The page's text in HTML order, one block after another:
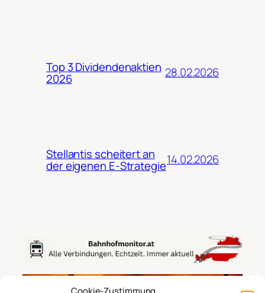
Top 3 Dividendenaktien
2026 28.02.2026
Stellantis scheitert an
der eigenen E-Strategie14.02.2026